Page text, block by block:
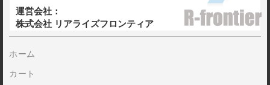
運営会社：
株式会社 リアライズフロンティア
ホーム
カート